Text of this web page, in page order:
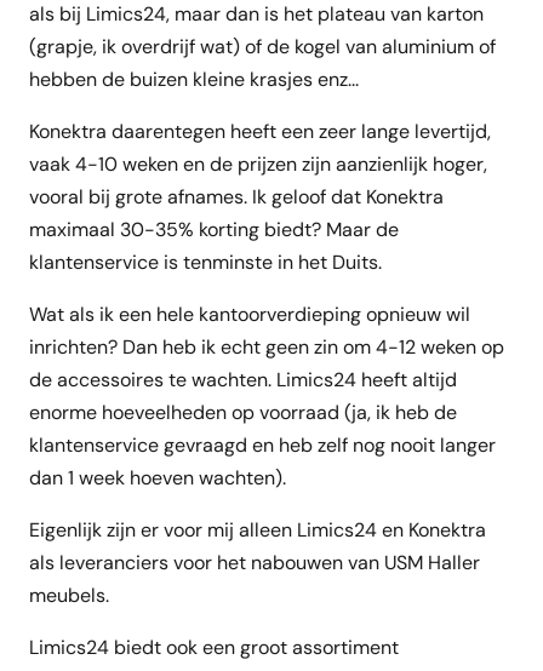
als bij Limics24, maar dan is het plateau van karton
(grapje, ik overdrijf wat) of de kogel van aluminium of
hebben de buizen kleine krasjes enz...
Konektra daarentegen heeft een zeer lange levertijd,
vaak 4-10 weken en de prijzen zijn aanzienlijk hoger,
vooral bij grote afnames. Ik geloof dat Konektra
maximaal 30-35% korting biedt? Maar de
klantenservice is tenminste in het Duits.
Wat als ik een hele kantoorverdieping opnieuw wil
inrichten? Dan heb ik echt geen zin om 4-12 weken op
de accessoires te wachten. Limics24 heeft altijd
enorme hoeveelheden op voorraad (ja, ik heb de
klantenservice gevraagd en heb zelf nog nooit langer
dan 1 week hoeven wachten).
Eigenlijk zijn er voor mij alleen Limics24 en Konektra
als leveranciers voor het nabouwen van USM Haller
meubels.
Limics24 biedt ook een groot assortiment